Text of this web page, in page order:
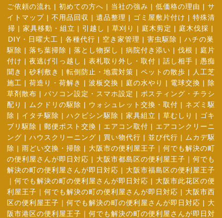
ご依頼の流れ | 初めての方へ | 当社の強み | 低価格の理由 | サ
イトマップ| 不用品回収 | 遺品整理 | ゴミ屋敷片付け | 特殊清
掃 | 家具移動・組立 | 引越し | 草刈り | 庭木剪定 | 庭木伐採 |
DIY・日曜大工 | 各種代行 | 空き家管理 | 害虫駆除 | ハチの巣
駆除 | 落ち葉掃除 | 落とし物探し | 病院付き添い | 伐根 | 庭片
付け | 夜逃げ引っ越し | 表札取り外し・取付 | 話し相手 | 愚痴
聞き
| 砂利敷き | 転倒防止・地震対策 | ペットの散歩 |
人工芝
施工 | 荷造り・荷解き | 波板交換 | 庭の水やり | 電球交換 | 除
草剤散布 | パソコン設定・スマホ設定 | ポスティング・チラシ
配り
| ムクドリの駆除 | ウォシュレット交換・取付 | ネズミ駆
除 | イタチ駆除 | ハクビシン駆除 | 家具組立 | 草むしり | ゴキ
ブリ駆除 | 郵便ポスト交換 | エアコン取付 | エアコンクリーニ
ング | ハウスクリーニング | 買い物代行 | 並び代行 |
ムカデ駆
除 | 雨どい交換・掃除 | 大阪市の便利屋王子｜何でも解決の町
の便利屋さんが即日対応 | 大阪市都島区の便利屋王子｜何でも
解決の町の便利屋さんが即日対応 | 大阪市福島区の便利屋王子
｜何でも解決の町の便利屋さんが即日対応 | 大阪市此花区の便
利屋王子｜何でも解決の町の便利屋さんが即日対応 | 大阪市西
区の便利屋王子｜何でも解決の町の便利屋さんが即日対応 | 大
阪市港区の便利屋王子｜何でも解決の町の便利屋さんが即日対